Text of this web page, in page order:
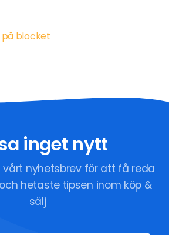
på blocket
inget nytt
vårt nyhetsbrev för att få reda
hetaste tipsen inom köp &
sälj